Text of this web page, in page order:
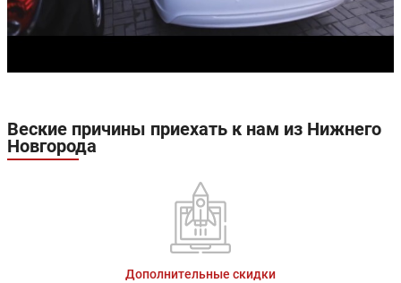
Веские причины приехать к нам из Нижнего
Новгорода
Дополнительные скидки